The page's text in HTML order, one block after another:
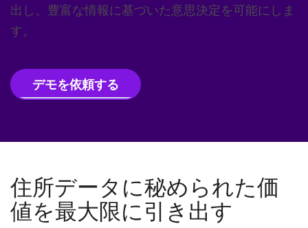
出し、豊富な情報に基づいた意思決定を可能にしま
す。
デモを依頼する
住所データに秘められた価
値を最大限に引き出す